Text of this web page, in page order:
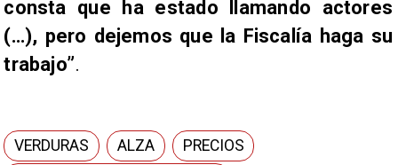
consta que ha estado llamando actores
(…), pero dejemos que la Fiscalía haga su
trabajo”.
VERDURAS ALZA
PRECIOS